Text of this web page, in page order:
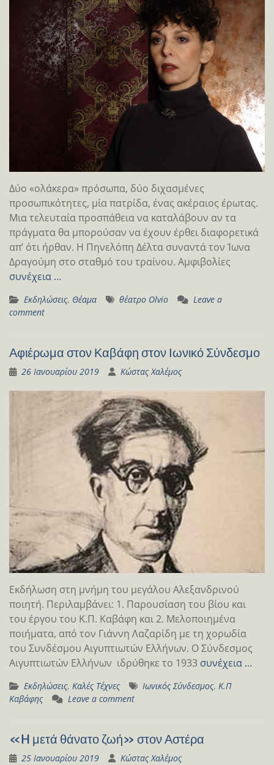
Δύο «ολάκερα» πρόσωπα, δύο διχασμένες
προσωπικότητες, μία πατρίδα, ένας ακέραιος έρωτας.
Μια τελευταία προσπάθεια να καταλάβουν αν τα
πράγματα θα μπορούσαν να έχουν έρθει διαφορετικά
απ’ ότι ήρθαν. Η Πηνελόπη Δέλτα συναντά τον Ίωνα
Δραγούμη στο σταθμό του τραίνου. Αμφιβολίες
συνέχεια …
Εκδηλώσεις, Θέαμα θέατρο Olvio
Leave a
comment
Αφιέρωμα στον Καβάφη στον Ιωνικό Σύνδεσμο
26 Ιανουαρίου 2019 Κώστας Χαλέμος
Εκδήλωση στη μνήμη του μεγάλου Αλεξανδρινού
ποιητή. Περιλαμβάνει: 1. Παρουσίαση του βίου και
του έργου του Κ.Π. Καβάφη και 2. Μελοποιημένα
ποιήματα, από τον Γιάννη Λαζαρίδη με τη χορωδία
του Συνδέσμου Αιγυπτιωτών Ελλήνων. Ο Σύνδεσμος
Αιγυπτιωτών Ελλήνων ιδρύθηκε το 1933 συνέχεια …
Εκδηλώσεις, Καλές Τέχνες Ιωνικός Σύνδεσμος, Κ.Π
Καβάφης
Leave a comment
«H μετά θάνατο ζωή» στον Αστέρα
25 Ιανουαρίου 2019 Κώστας Χαλέμος